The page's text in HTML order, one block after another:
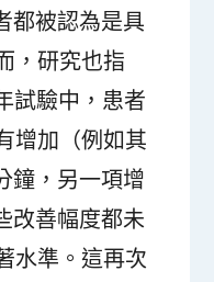
都被認為是具
，研究也指
試驗中，患者
增加（例如其
鐘，另一項增
改善幅度都未
水準。這再次